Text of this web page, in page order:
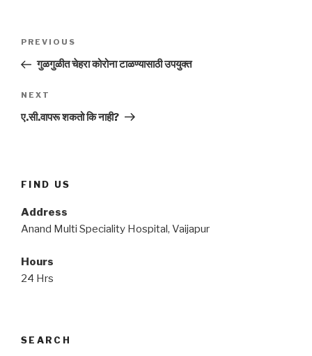
navigation
Previous
Post
PREVIOUS
गुळगुळीत चेहरा कोरोना टाळण्यासाठी उपयुक्त
Next
Post
NEXT
ए.सी.वापरू शकतो कि नाही?
FIND US
Address
Anand Multi Speciality Hospital, Vaijapur
Hours
24 Hrs
SEARCH